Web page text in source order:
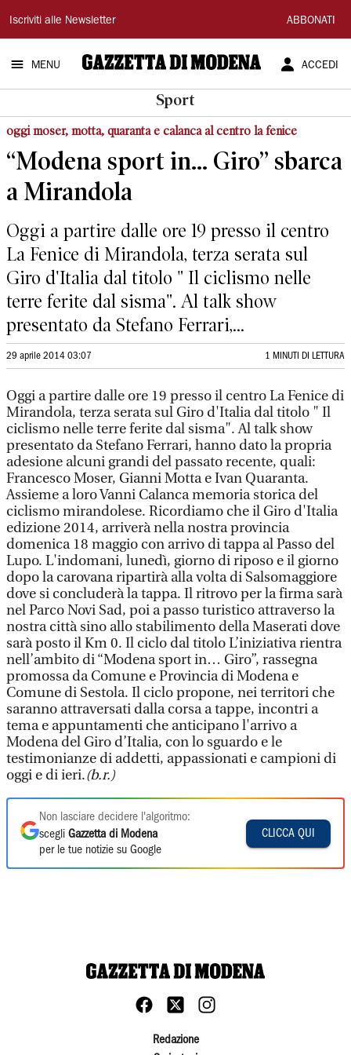
Gazzetta
di
Modena
Iscriviti alle Newsletter ABBONATI
MENU ACCEDI
Sport
oggi moser, motta, quaranta e calanca al centro la fenice
“Modena sport in... Giro” sbarca
a Mirandola
Oggi a partire dalle ore 19 presso il centro
La Fenice di Mirandola, terza serata sul
Giro d'Italia dal titolo " Il ciclismo nelle
terre ferite dal sisma". Al talk show
presentato da Stefano Ferrari,...
29 aprile 2014 03:07 1 MINUTI DI LETTURA
Oggi a partire dalle ore 19 presso il centro La Fenice di
Mirandola, terza serata sul Giro d'Italia dal titolo " Il
ciclismo nelle terre ferite dal sisma". Al talk show
presentato da Stefano Ferrari, hanno dato la propria
adesione alcuni grandi del passato recente, quali:
Francesco Moser, Gianni Motta e Ivan Quaranta.
Assieme a loro Vanni Calanca memoria storica del
ciclismo mirandolese. Ricordiamo che il Giro d'Italia
edizione 2014, arriverà nella nostra provincia
domenica 18 maggio con arrivo di tappa al Passo del
Lupo. L'indomani, lunedì, giorno di riposo e il giorno
dopo la carovana ripartirà alla volta di Salsomaggiore
dove si concluderà la tappa. Il ritrovo per la firma sarà
nel Parco Novi Sad, poi a passo turistico attraverso la
nostra città sino allo stabilimento della Maserati dove
sarà posto il Km 0. Il ciclo dal titolo L’iniziativa rientra
nell’ambito di “Modena sport in… Giro”, rassegna
promossa da Comune e Provincia di Modena e
Comune di Sestola. Il ciclo propone, nei territori che
saranno attraversati dalla corsa a tappe, incontri a
tema e appuntamenti che anticipano l'arrivo a
Modena del Giro d’Italia, con lo sguardo e le
testimonianze di addetti, appassionati e campioni di
oggi e di ieri.(b.r.)
Non lasciare decidere l'algoritmo:
scegli Gazzetta di Modena
per le tue notizie su Google
CLICCA QUI
Redazione